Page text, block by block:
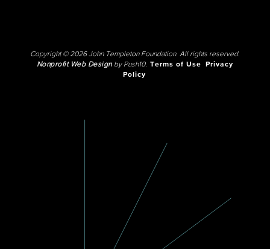
Copyright © 2026 John Templeton Foundation. All rights reserved.
Nonprofit Web Designby Push10. Terms of Use
Privacy
Policy